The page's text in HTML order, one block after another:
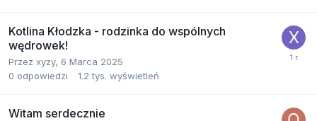
Kotlina Kłodzka - rodzinka do wspólnych
wędrowek!
Przez xyzy, 6 Marca 2025
0 odpowiedzi 1.2 tys. wyświetleń
Witam serdecznie